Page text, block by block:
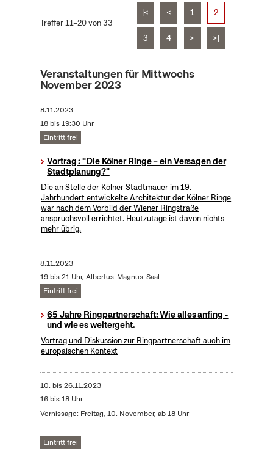
Treffer 11–20 von 33
|< < 1 2
3 4 > >|
Veranstaltungen für Mittwochs
November 2023
8.11.2023
18 bis 19:30 Uhr
Eintritt frei
Vortrag : "Die Kölner Ringe – ein Versagen der
Stadtplanung?"
Die an Stelle der Kölner Stadtmauer im 19.
Jahrhundert entwickelte Architektur der Kölner Ringe
war nach dem Vorbild der Wiener Ringstraße
anspruchsvoll errichtet. Heutzutage ist davon nichts
mehr übrig.
8.11.2023
19 bis 21 Uhr, Albertus-Magnus-Saal
Eintritt frei
65 Jahre Ringpartnerschaft: Wie alles anfing -
und wie es weitergeht.
Vortrag und Diskussion zur Ringpartnerschaft auch im
europäischen Kontext
10. bis26.11.2023
16 bis 18 Uhr
Vernissage: Freitag, 10. November, ab 18 Uhr
Eintritt frei